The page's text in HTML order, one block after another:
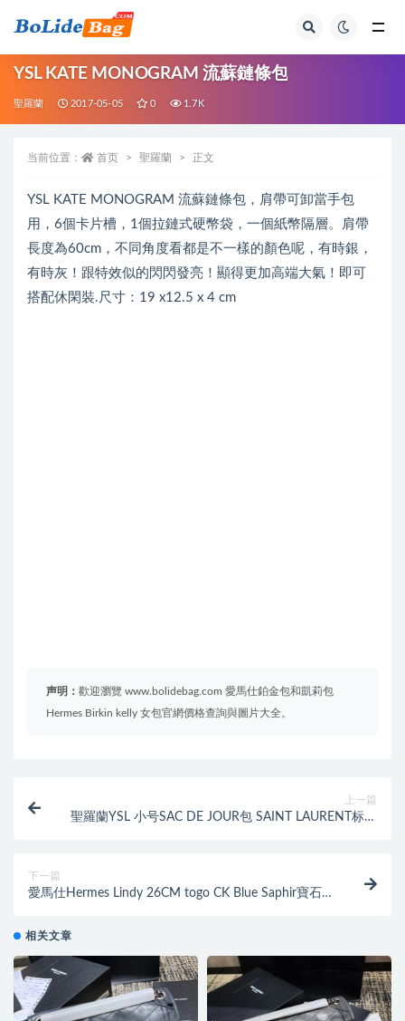
YSL KATE MONOGRAM 流蘇鏈條包
聖羅蘭 2017-05-05 0 1.7K
当前位置： 首页 聖羅蘭 正文
YSL KATE MONOGRAM 流蘇鏈條包，肩帶可卸當手包
用，6個卡片槽，1個拉鏈式硬幣袋，一個紙幣隔層。肩帶
長度為60cm，不同角度看都是不一樣的顏色呢，有時銀，
有時灰！跟特效似的閃閃發亮！顯得更加高端大氣！即可
搭配休閑裝.尺寸：19 x12.5 x 4 cm
声明： 歡迎瀏覽 www.bolidebag.com 愛馬仕鉑金包和凱莉包
Hermes Birkin kelly 女包官網價格查詢與圖片大全。
上一篇
聖羅蘭YSL 小号SAC DE JOUR包 SAINT LAURENT标志
下一篇
愛馬仕Hermes Lindy 26CM togo CK Blue Saphir寶石藍
相关文章